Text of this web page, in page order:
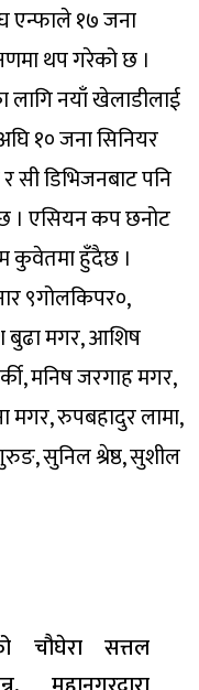
एन्फाले १७ जना
थप गरेको छ ।
नयाँ खेलाडीलाई
१० जना सिनियर
सी डिभिजनबाट पनि
छ । एसियन कप छनोट
कुवेतमा हुँदैछ ।
९गोलकिपर०,
मगर, आशिष
मनिष जरगाह मगर,
मगर, रुपबहादुर लामा,
सुनिल श्रेष्ठ, सुशील
चौघेरा सत्तल